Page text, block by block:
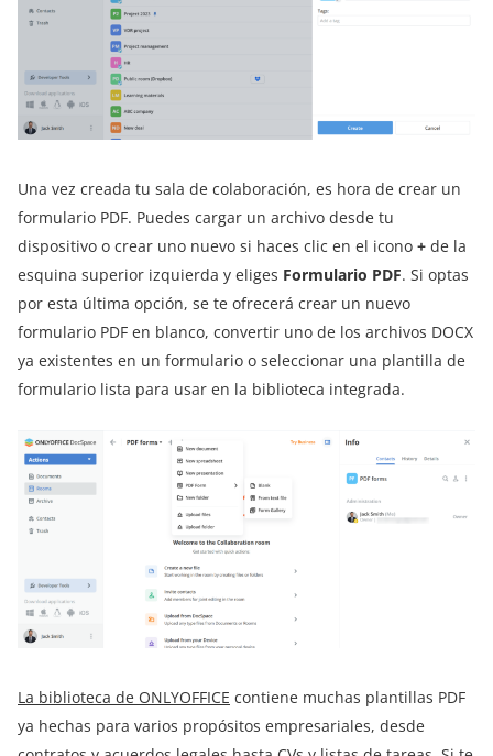
Una vez creada tu sala de colaboración, es hora de crear un
formulario PDF. Puedes cargar un archivo desde tu
dispositivo o crear uno nuevo si haces clic en el icono + de la
esquina superior izquierda y eliges Formulario PDF. Si optas
por esta última opción, se te ofrecerá crear un nuevo
formulario PDF en blanco, convertir uno de los archivos DOCX
ya existentes en un formulario o seleccionar una plantilla de
formulario lista para usar en la biblioteca integrada.
La biblioteca de ONLYOFFICE contiene muchas plantillas PDF
ya hechas para varios propósitos empresariales, desde